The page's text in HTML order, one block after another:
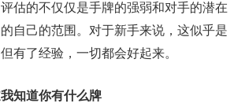
估的不仅仅是手牌的强弱和对手的潜在
自己的范围。对于新手来说，这似乎是
有了经验，一切都会好起来。
知道你有什么牌